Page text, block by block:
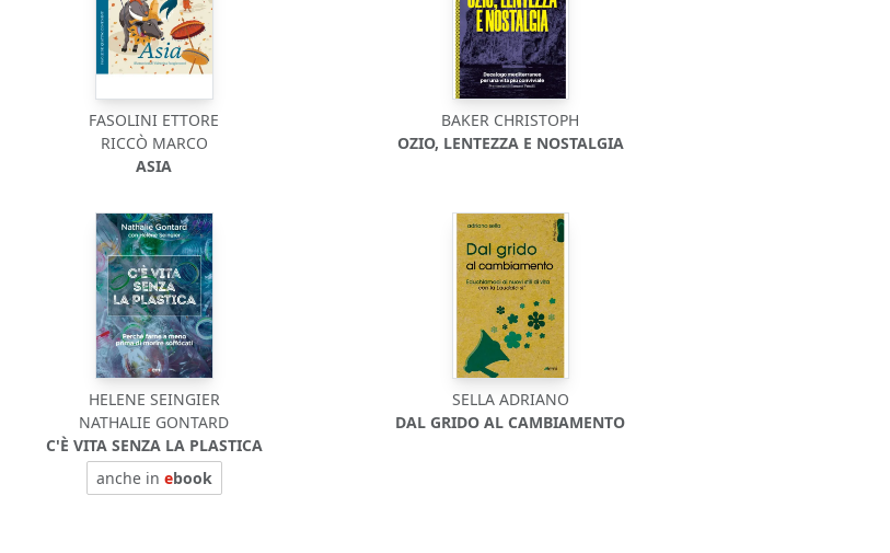
FASOLINI ETTORE
RICCÒ MARCO
ASIA
BAKER CHRISTOPH
OZIO, LENTEZZA E NOSTALGIA
HELENE SEINGIER
NATHALIE GONTARD
C'È VITA SENZA LA PLASTICA
anche in ebook
SELLA ADRIANO
DAL GRIDO AL CAMBIAMENTO